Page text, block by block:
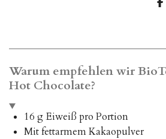
T
e
Warum empfehlen wir
Hot Chocolate?
16 g Eiweiß pro Portion
Mit fettarmem Kakaopulver